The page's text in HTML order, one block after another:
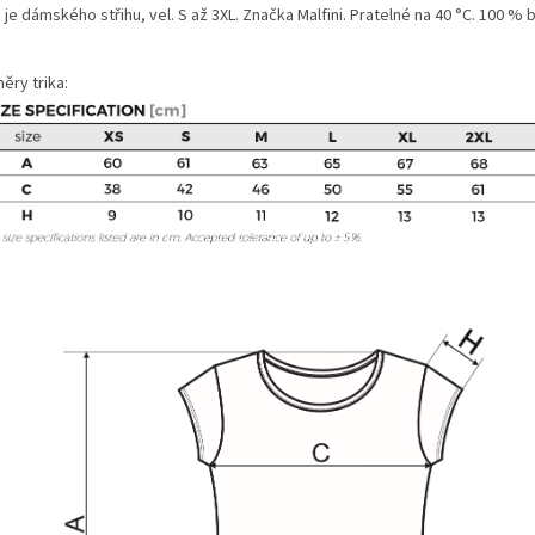
dámského střihu, vel. S až 3XL. Značka Malfini. Pratelné na 40 °C. 100 %
trika: